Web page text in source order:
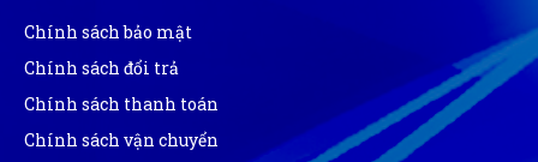
Chính sách bảo mật
Chính sách đổi trả
Chính sách thanh toán
Chính sách vận chuyển